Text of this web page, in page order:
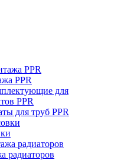
PPR
для
PPR
для труб PPR
радиаторов